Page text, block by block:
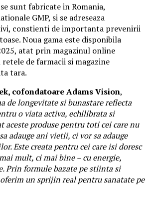
sunt fabricate in Romania,
GMP, si se adreseaza
constienti de importanta prevenirii
Noua gama este disponibila
atat prin magazinul online
de farmacii si magazine
tara.
cofondatoare Adams Vision,
de longevitate si bunastare reflecta
o viata activa, echilibrata si
aceste produse pentru toti cei care nu
adauge ani vietii, ci vor sa adauge
Este creata pentru cei care isi doresc
mult, ci mai bine – cu energie,
Prin formule bazate pe stiinta si
un sprijin real pentru sanatate pe